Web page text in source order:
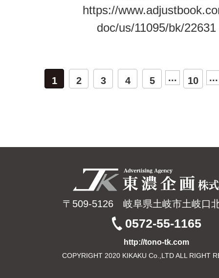
https://
doc/us/11095/bk/22631
1 2 3 4 5 ... 10 ...
〒509-5126 岐阜県土岐市土岐口
0572-55-1165
http://tono-tk.com
COPYRIGHT 2020 KIKAKU Co.,LTD ALL RIGHT